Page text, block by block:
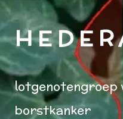
H E D E R
lotgenotengroep
borstkanker